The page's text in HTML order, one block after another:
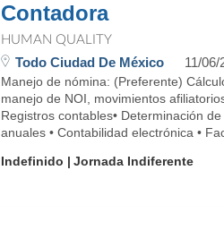
Contadora
HUMAN QUALITY
Todo Ciudad De México 11/06/
Manejo de nómina: (Preferente)
manejo de NOI, movimientos
Registros contables• Determinación
anuales • Contabilidad electrónica •
Indefinido
Jornada Indiferente